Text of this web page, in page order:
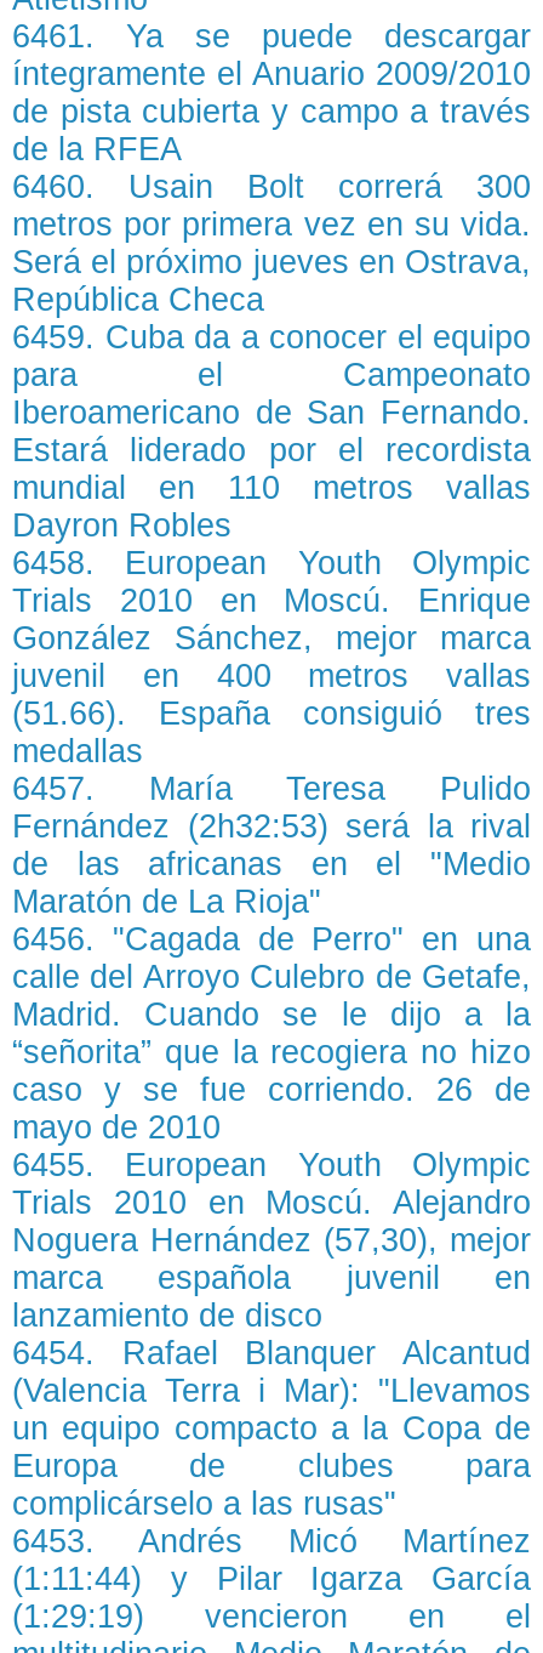
6461. Ya se puede descargar
íntegramente el Anuario 2009/2010
de pista cubierta y campo a través
de la RFEA
6460. Usain Bolt correrá 300
metros por primera vez en su vida.
Será el próximo jueves en Ostrava,
República Checa
6459. Cuba da a conocer el equipo
para el Campeonato
Iberoamericano de San Fernando.
Estará liderado por el recordista
mundial en 110 metros vallas
Dayron Robles
6458. European Youth Olympic
Trials 2010 en Moscú. Enrique
González Sánchez, mejor marca
juvenil en 400 metros vallas
(51.66). España consiguió tres
medallas
6457. María Teresa Pulido
Fernández (2h32:53) será la rival
de las africanas en el "Medio
Maratón de La Rioja"
6456. "Cagada de Perro" en una
calle del Arroyo Culebro de Getafe,
Madrid. Cuando se le dijo a la
“señorita” que la recogiera no hizo
caso y se fue corriendo. 26 de
mayo de 2010
6455. European Youth Olympic
Trials 2010 en Moscú. Alejandro
Noguera Hernández (57,30), mejor
marca española juvenil en
lanzamiento de disco
6454. Rafael Blanquer Alcantud
(Valencia Terra i Mar): "Llevamos
un equipo compacto a la Copa de
Europa de clubes para
complicárselo a las rusas"
6453. Andrés Micó Martínez
(1:11:44) y Pilar Igarza García
(1:29:19) vencieron en el